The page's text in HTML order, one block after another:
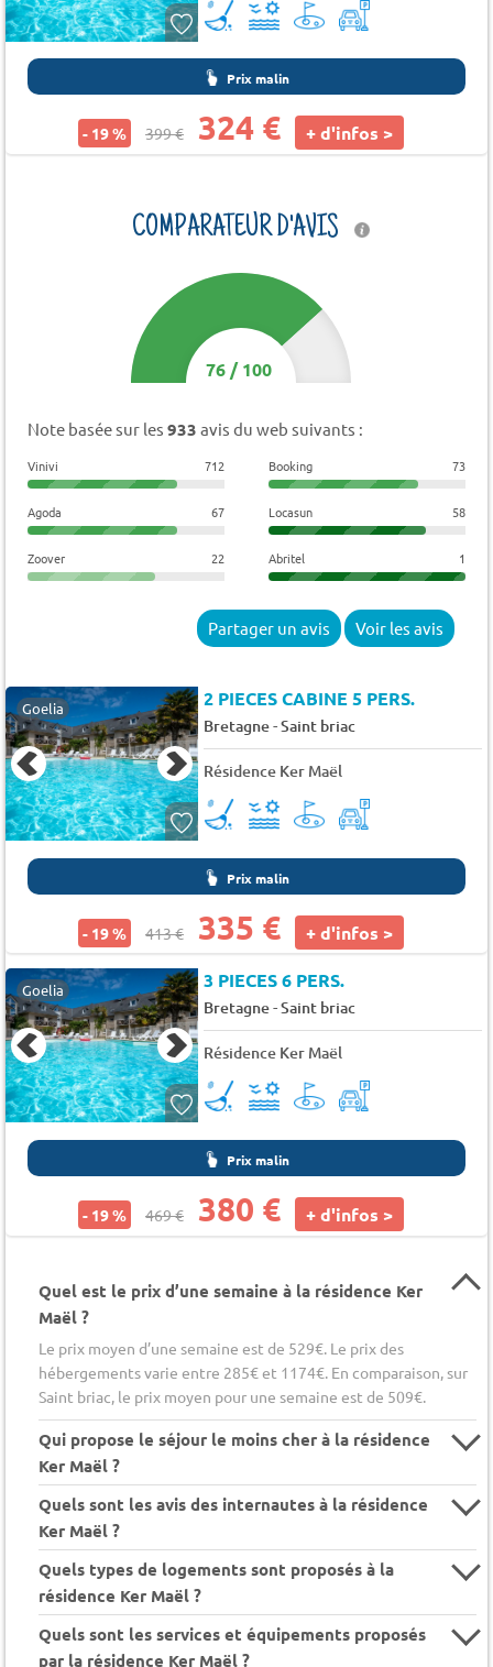
Prix malin
- 19 % 399 € 324 € + d'infos >
COMPARATEUR D'AVIS
76/100
Note basée sur les 933 avis du web suivants :
Vinivi 712 Booking 73
Agoda 67 Locasun 58
Zoover 22 Abritel 1
Partager un avis Voir les avis
Goelia 2 PIECES CABINE 5 PERS.
Bretagne-Saint briac
Résidence Ker Maël
Prix malin
- 19 % 413 € 335 € + d'infos >
Goelia 3 PIECES 6 PERS.
Bretagne-Saint briac
Résidence Ker Maël
Prix malin
- 19 % 469 € 380 € + d'infos >
Quel est le prix d’une semaine à la résidence Ker
Maël ?
Le prix moyen d’une semaine est de 529€. Le prix des
hébergements varie entre 285€ et 1174€. En comparaison, sur
Saint briac, le prix moyen pour une semaine est de 509€.
Qui propose le séjour le moins cher à la résidence
Ker Maël ?
Quels sont les avis des internautes à la résidence
Ker Maël ?
Quels types de logements sont proposés à la
résidence Ker Maël ?
Quels sont les services et équipements proposés
par la résidence Ker Maël ?